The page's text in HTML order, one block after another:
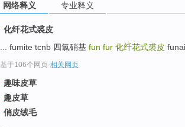
网络释义 专业释义
化纤花式裘皮
... fumite tcnb 四氯硝基 fun fur 化纤花式裘皮
基于106个网页-相关网页
趣味皮草
趣皮草
俏皮绒毛